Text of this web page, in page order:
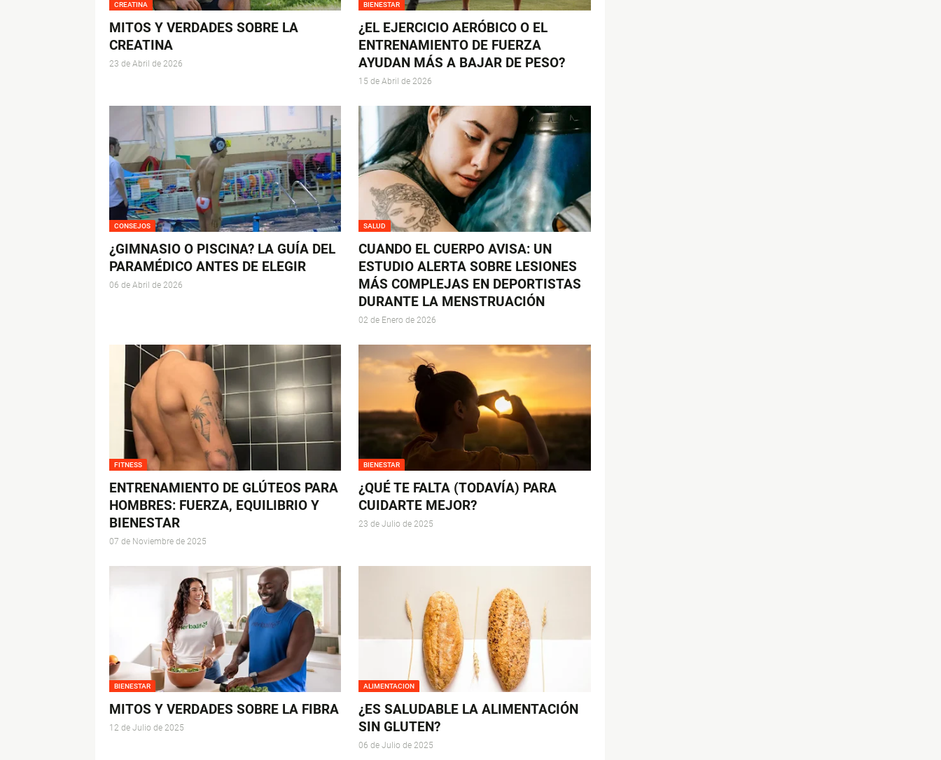
CREATINA
MITOS Y VERDADES SOBRE LA
CREATINA
23 de Abril de 2026
BIENESTAR
¿EL EJERCICIO AERÓBICO O EL
ENTRENAMIENTO DE FUERZA
AYUDAN MÁS A BAJAR DE PESO?
15 de Abril de 2026
CONSEJOS
¿GIMNASIO O PISCINA? LA GUÍA DEL
PARAMÉDICO ANTES DE ELEGIR
06 de Abril de 2026
SALUD
CUANDO EL CUERPO AVISA: UN
ESTUDIO ALERTA SOBRE LESIONES
MÁS COMPLEJAS EN DEPORTISTAS
DURANTE LA MENSTRUACIÓN
02 de Enero de 2026
FITNESS
ENTRENAMIENTO DE GLÚTEOS PARA
HOMBRES: FUERZA, EQUILIBRIO Y
BIENESTAR
07 de Noviembre de 2025
BIENESTAR
¿QUÉ TE FALTA (TODAVÍA) PARA
CUIDARTE MEJOR?
23 de Julio de 2025
BIENESTAR
MITOS Y VERDADES SOBRE LA FIBRA
12 de Julio de 2025
ALIMENTACION
¿ES SALUDABLE LA ALIMENTACIÓN
SIN GLUTEN?
06 de Julio de 2025